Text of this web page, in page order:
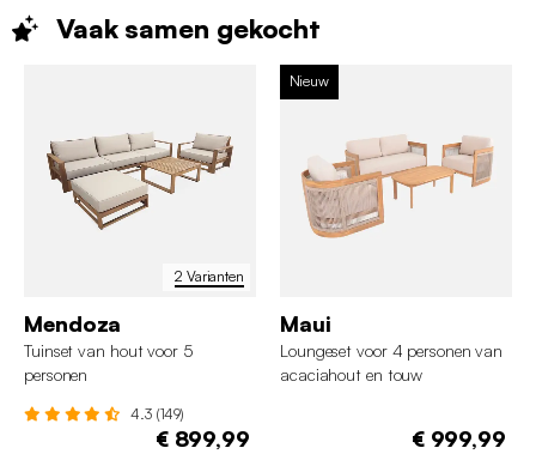
Vaak samen gekocht
2 Varianten
Mendoza
Tuinset van hout voor 5
personen
4.3 (149)
€ 899,99
Nieuw
Maui
Loungeset voor 4 personen van
acaciahout en touw
€ 999,99